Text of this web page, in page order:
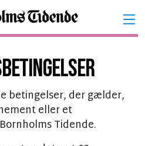
betingelser, der gælder,
eller et
Tidende.